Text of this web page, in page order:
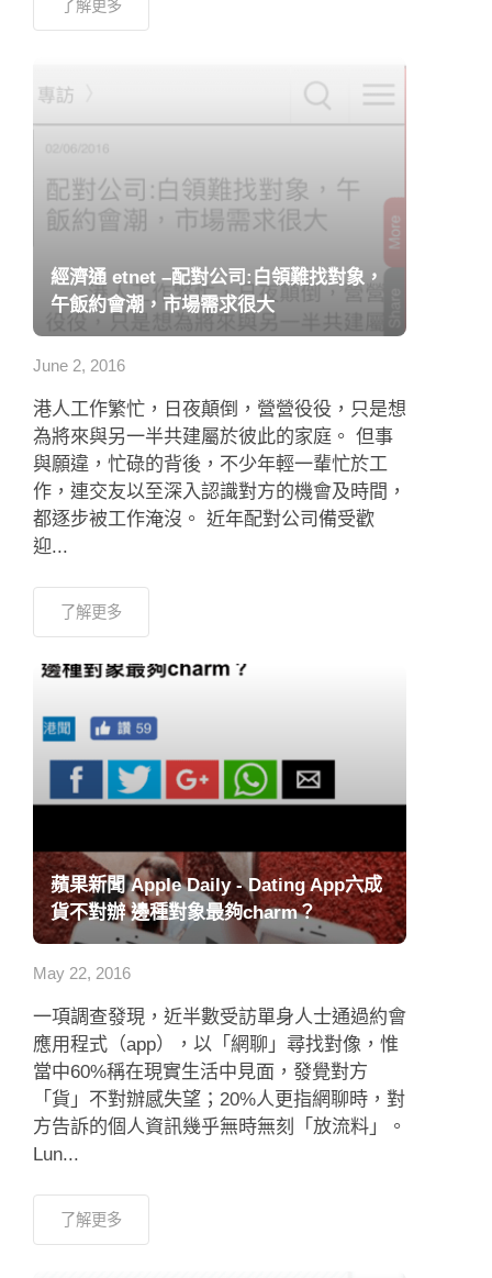
經濟通 etnet –配對公司:白領難找對象，
午飯約會潮，市場需求很大
June 2, 2016
港人工作繁忙，日夜顛倒，營營役役，只是想
為將來與另一半共建屬於彼此的家庭。 但事
與願違，忙碌的背後，不少年輕一輩忙於工
作，連交友以至深入認識對方的機會及時間，
都逐步被工作淹沒。 近年配對公司備受歡
迎...
了解更多
蘋果新聞 Apple Daily - Dating App六成
May 22, 2016
一項調查發現，近半數受訪單身人士通過約會
應用程式（app），以「網聊」尋找對像，惟
當中60%稱在現實生活中見面，發覺對方
「貨」不對辦感失望；20%人更指網聊時，對
方告訴的個人資訊幾乎無時無刻「放流料」。
Lun...
了解更多